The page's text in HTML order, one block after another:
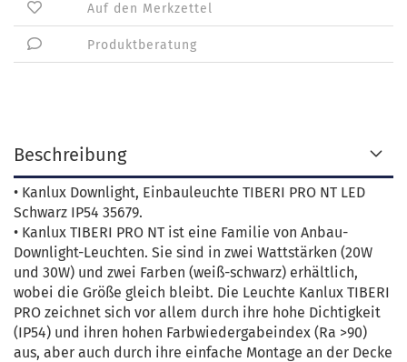
Auf den Merkzettel
Produktberatung
Beschreibung
• Kanlux Downlight, Einbauleuchte TIBERI PRO NT LED
Schwarz IP54 35679.
• Kanlux TIBERI PRO NT ist eine Familie von Anbau-
Downlight-Leuchten. Sie sind in zwei Wattstärken (20W
und 30W) und zwei Farben (weiß-schwarz) erhältlich,
wobei die Größe gleich bleibt. Die Leuchte Kanlux TIBERI
PRO zeichnet sich vor allem durch ihre hohe Dichtigkeit
(IP54) und ihren hohen Farbwiedergabeindex (Ra >90)
aus, aber auch durch ihre einfache Montage an der Decke